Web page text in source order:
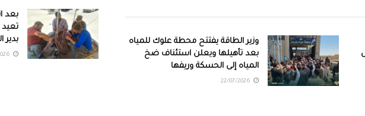
وزير الطاقة يفتتح محطة علوك للمياه
بعد تأهيلها ويعلن استئناف ضخ
المياه إلى الحسكة وريفها
تعيد
بدير